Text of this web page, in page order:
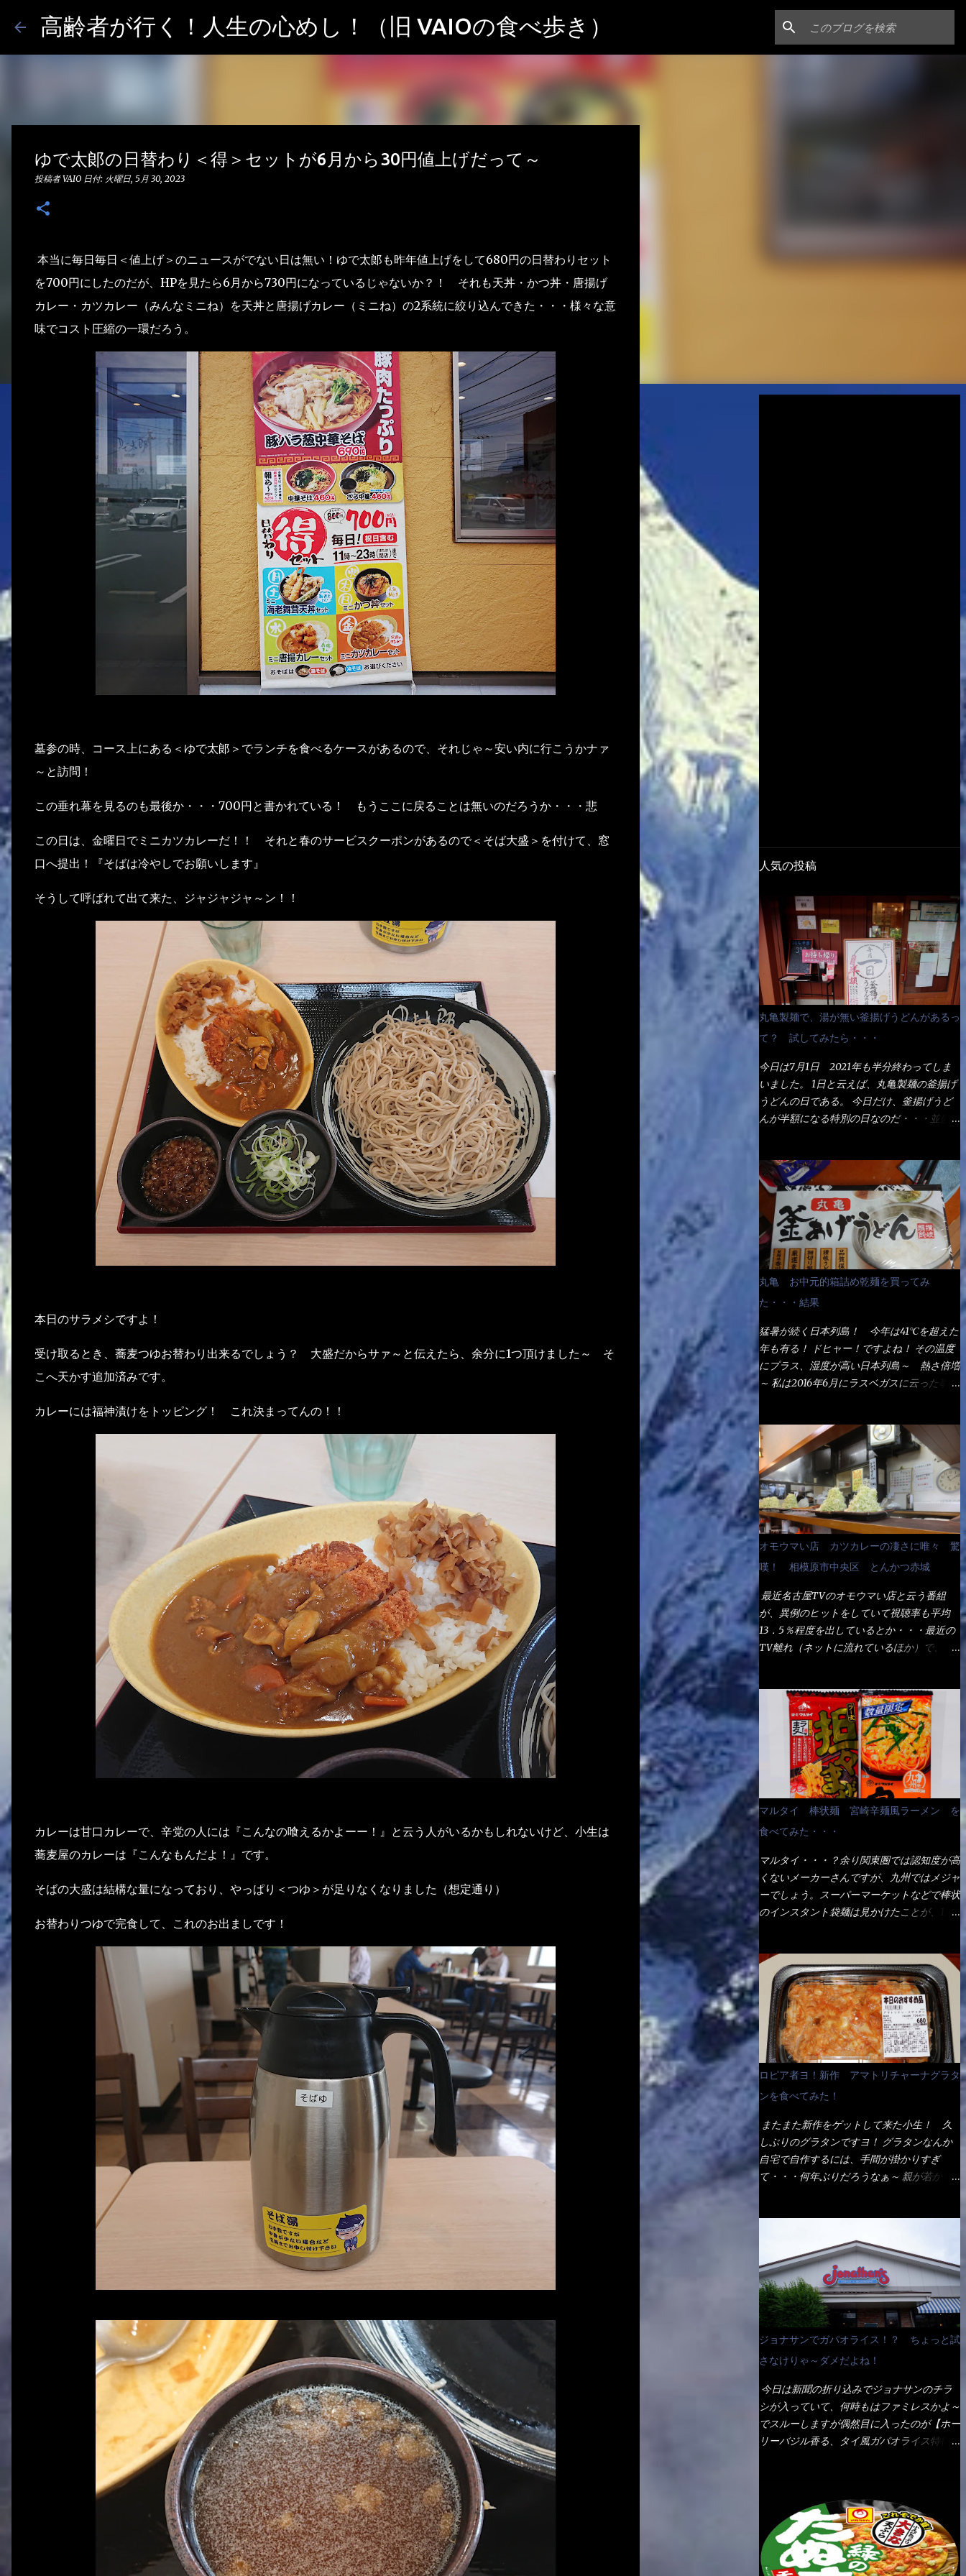
スキップしてメイン コンテンツに移動
高齢者が行く！人生の心めし！（旧 VAIOの食べ歩き）
ゆで太郞の日替わり＜得＞セットが6月から30円値上げだって～
投稿者VAIO 日付: 火曜日, 5月 30, 2023
本当に毎日毎日＜値上げ＞のニュースがでない日は無い！ゆで太郞も昨年値上げをして680円の日替わりセット
を700円にしたのだが、HPを見たら6月から730円になっているじゃないか？！ それも天丼・かつ丼・唐揚げ
カレー・カツカレー（みんなミニね）を天丼と唐揚げカレー（ミニね）の2系統に絞り込んできた・・・様々な意
味でコスト圧縮の一環だろう。
墓参の時、コース上にある＜ゆで太郞＞でランチを食べるケースがあるので、それじゃ～安い内に行こうかナァ
～と訪問！
この垂れ幕を見るのも最後か・・・700円と書かれている！ もうここに戻ることは無いのだろうか・・・悲
この日は、金曜日でミニカツカレーだ！！ それと春のサービスクーポンがあるので＜そば大盛＞を付けて、窓
口へ提出！『そばは冷やしでお願いします』
そうして呼ばれて出て来た、ジャジャジャ～ン！！
本日のサラメシですよ！
受け取るとき、蕎麦つゆお替わり出来るでしょう？ 大盛だからサァ～と伝えたら、余分に1つ頂けました～ そ
こへ天かす追加済みです。
カレーには福神漬けをトッピング！ これ決まってんの！！
カレーは甘口カレーで、辛党の人には『こんなの喰えるかよーー！』と云う人がいるかもしれないけど、小生は
蕎麦屋のカレーは『こんなもんだよ！』です。
そばの大盛は結構な量になっており、やっぱり＜つゆ＞が足りなくなりました（想定通り）
お替わりつゆで完食して、これのお出ましです！
人気の投稿
丸亀製麺で、湯が無い釜揚げうどんがあるっ
て？ 試してみたら・・・
今日は7月1日 2021年も半分終わってしま
いました。 1日と云えば、丸亀製麺の釜揚げ
うどんの日である。 今日だけ、釜揚げうど
んが半額になる特別の日なのだ・・・並盛
いことが2つある！ 1つめは釜揚げうどんの
湯が無い注文が通るか？ 釜揚げうどんは、
木の桶に茹で湯と共に＜うどん＞が泳いでる
～ でもコレって食べきるまで湯に浸かって
いるわけで、最初と最後では麺の固さという
かコシが違う！ だったら湯なんか要らない
じゃん！ 茹で上げ直後の麺だけいいよ！と
なるでしょう。 事前にググって調べたら、
やっぱり＜湯無し＞注文は、裏注文方法とし
てあるらしい。 それと店員によっては、理
解出来ない者も居るらしい云う事。 そこで
ランチ混雑前に、行くのが店への配慮でもあ
る。 11:20 店内に入り・・・『釜揚げうど
し？』（これだ全く理解していないな） す
ると茹で方の若い女性店員が『いい！い
い！！』とオッサンを向こうへやった。 で
サッサと、木桶を用意してうどんだけ入れて
出して来ました。 な～るほど、この事
か・・・ で今日の2021年後半1回目のサラメ
シです。 見事に木桶には湯が入っていな
い、UDONだけです。 しかし、この木桶デ
カイなぁ～ 試したいこと残りの1つが＜得＞
大しか食べていないからね、得がどれくらい
の満腹度になるのか？ この得サイズの木桶
は、銭湯で使う洗い桶サイズだなぁ～ この
木桶サイズに、満々と湯が注がれていたら食
これなら茹で上がった直後のままで、食べ進
められるじゃないか！ 別皿で、葱と天かす
を満タンに用意して、山葵も2つ。 それに湯
が無い利点として、汁が薄まらない！ これ
だよ、これ！！ 湯があると、うどんと共に
汁の方へ湯までも入ってしまう。つまりラー
メンの麺にスープが絡む現象ですな。 結
局、伸びずに汁も薄らむこともなく・・最後
の方で＜だし汁＞を少し追加しました。 腹
収まったし満足達成度100％ 苦しいと云う事
も無いな！ まだ鶏天1個位は入りそうだ
ね。 と云う事で、今回＜釜揚げうどんの湯
無し＞を試したら、確...
丸亀 お中元的箱詰め乾麺を買ってみ
た・・・結果
猛暑が続く日本列島！ 今年は41℃を超えた
年も有る！ ドヒャー！ですよね！ その温度
にプラス、湿度が高い日本列島～ 熱さ倍増
～ 私は2016年6月にラスベガスに云った事が
無いね） 処で今日は何だ！？これです。 丸
亀 釜あげうどん！ 日本には、お中元とお
歳暮という古来からの風習がある。 お中元
は、丁度お盆の夏場に日頃お世話になってい
る方への＜ご挨拶＞としての贈り物の習慣で
す。 今では、大分廃れてしまっているか
と・・・小生もお中元やお歳暮など送った事
は無い！（キッパリ） まぁ～この慣習が残
っているのは、官公庁や超大手企業戦士（昇
進目的）などの世界でしょう。 要は、ゴマ
スリ・・・てな感じかな。 丸亀製麺と云え
ば、大阪誕生→全国区（北海道と沖縄は？）
へ広がった、讃岐饂飩チェーン店大手といっ
舗に寄って違う！と云う人も居るらしい・・
そんな大手讃岐饂飩チェーン店と関係がある
のか？ 箱詰め乾麺！ このパッケージから
すれば、間違いなく贈答用目的でしょう。
そんな贈答用箱詰め饂飩・・・またもやメガ
ドンキで発見し購入！ 中身は、この様な状
態です。 乾麺の束が6束／一パックになって
おり、それが3袋入りです。 18束入りという
わけですね！900ｇの容量となり、1束／50
Amazonで1280円と云った感じです。 で私
は幾らで、メガドンキでゲットしたかって？
それは非常に言いづらい・・・色々と各方面
へ忖度して、激安だったとだけ申し上げまし
ほど茹で上げた状態です。 当家には、高齢
者がいるので少し柔らかく・・・ 茹で上が
った饂飩は、お店の饂飩に比べ＜細い＞で
す。 どちらかと云えば、稲庭饂飩的な太さ
ですね。 さてこれを、どの様に食べるか？
長葱無かったので、玉葱を刻んで八王子ラー
メン風月見つけうどん！ 冷やし釜あげうど
ん～です。 ラーメン丼に、冷水を軽く張っ
て饂飩を盛り付け、お椀に昆布出汁つゆと長
した。 良いじゃないか～...
オモウマい店 カツカレーの凄さに唯々 驚
嘆！ 相模原市中央区 とんかつ赤城
最近名古屋TVのオモウマい店と云う番組
が、異例のヒットをしていて視聴率も平均
13．5％程度を出しているとか・・・最近の
TV離れ（ネットに流れているほか）で、こ
あった！ とんかつ赤城！ 老齢の女性がメ
インで調理場を仕切、老齢の男性が脇をサポ
ートし最近は若い女性がオーダーや片付けを
担当している。 まずはこれを見て欲しい！
カウンターに置かれた＜お皿＞である。 直
ぐに気づいたでしょう！ 何かキャベツが山
じゃないか！？ ハイ、山です。 これが標
準なのです。 普通のとんかつ屋のキャベツ
と比べたら、10人前ほどあるか？ 値段的に
は、メイン（主流は1,000超）＋定食セット
350円程と値段的には、それ程では安い訳で
も無いが、客足が絶えない人気店である。
そんなメニューのなかで、リーズナブルで頂
が・・・今も変わらないと思うけど・・・
これが出てくると、カウンター中からOH～
と声が飛ぶ！ 写真は、キャベツ少なめでお
願いしています。 皿のサイズは、直径30cm
ほどあります。 そこにドカ盛のキャベツと
御飯にカレーがかかっています。 カレーは
辛く無く、食べやすいタイプです。 それじ
ゃ～カツは、ハムカツ程度の薄さだろう？と
思われるかもしれないが・・・違う！ チャ
も揚げたての熱々です。 これを難なく完食
出来なければ、漢では無い！と云っても過言
ではないだろう。 この他も、兎に角ボリュ
ーム満点で＜薄カツ＞と呼ばれるメニュー
が薄いから、2枚乗せにしたらしいけ
マルタイ 棒状麺 宮崎辛麺風ラーメン を
食べてみた・・・
マルタイ・・・？余り関東圏では認知度が高
くないメーカーさんですが、九州ではメジャ
ーでしょう。スーパーマーケットなどで棒状
のインスタント袋麺は見かけたことが、1度
になった乾麺が普通でしょう。マルタイでは
＜棒状＞なのです。 素麺や日本蕎麦などの
乾麺と一緒ですね！ そんなマルタイ棒状ラ
ーメンを、OKストアで見かけ思わず手に取
って買い物篭へ 坦々まぜそばと＜数量限定
＞宮崎辛麺風ラーメン オーッといきなり私
の胃袋をグサッと・・・・ 棒状インスタン
トラーメンのデビューが決まりました。
か・ら・め・ん・辛麺！ 宮崎辛麺はチャル
メラや日清からも出されている、辛口のラー
メンじゃん！！ 酸っぱくしたら、酸辣湯
麺？なんてね。 よし今日のサラメシは、宮
崎辛麺にしよう！ それではまず袋を開ける
ない姿・・・何だかチョッと高級感的
な・・・だって透明なトレイに並んだ棒状麺
なんて見慣れないからねぇ～（コストがかか
る） 袋の裏側を見ると、韮とか卵の用意を
勧めている。 それなばらと冷蔵庫にあっ
た、黒豆モヤシ・韮・生卵を用意しました。
まず鍋1で湯を沸かし、麺を茹でる！ 小鍋
で別に湯を沸かし卵を溶きながら投入～ 次
にモヤシを入れて、粉末スープを投入！！
上がったら、丼へ入れてから小鍋のスープを
丼の中へ 最後に小鍋の具を上にかけ、韮の
葉の部分をドサッと乗せて調味油を入れて完
成です。 どうでしょう？ 見た目 Goodデ
イ・ノンスチーム製法で仕上げた、生めんに
近い風味のストレートめんです。 豚の旨味
に数種類の唐辛子、ニンニクを加えた辛さと
コクが凝縮された醤油ベースのスープです。
調味油に赤ラー油とごま油を使用することに
ロピア者ヨ！新作 アマトリチャーナグラタ
ンを食べてみた！
またまた新作をゲットして来た小生！ 久
しぶりのグラタンですヨ！ グラタンなんか
自宅で自作するには、手間が掛かりすぎ
て・・・何年ぶりだろうなぁ～ 親が若かり
らしいですよ！ 何処からの情報？ ウィキ
ペディアから・・・そうだろうな～笑 電子
レンジで弱めのワット（小生は500Wで3分
程度）温めてテーブルへ これ店舗の調理場
で、製造しているけど考えるに大き目のオー
ブン皿で焼いて、大凡の目安で小分けにして
いるようで、パックをよーく見たら表面のチ
ーズの乗り具合に結構な差が出ていた・・・
チーズに焦げ目が付いているのを、しっかり
確認し買うことをオススメします。（取り分
け量にも若干有り差がでてるだろう） 早速
タバスコを振りかけて食べてみると・・・結
使ってみたら、これが凄くうまくすくえるん
だよねぇ～（このスプーン当たりだね） 今
回新作のグラタンを頂きましたが、まずまず
の美味しさとダイソーのカレースプーンの。
すくい上げ力の良さを再度認識できました。
ジョナサンでガパオライス！？ ちょっと試
さなけりゃ～ダメだよね！
今日は新聞の折り込みでジョナサンのチラ
シが入っていて、何時もはファミレスかよ～
でスルーしますが偶然目に入ったのが【ホー
リーバジル香る、タイ風ガパオライス特得ク
て・・・今日じゃん！！ そこで近くのお店
へ・・・・ モーニング以外の通常メニュー
は、10:30以降に提供されるので10:40頃に店
内へ 私は基本的、どの店に行っても同じメ